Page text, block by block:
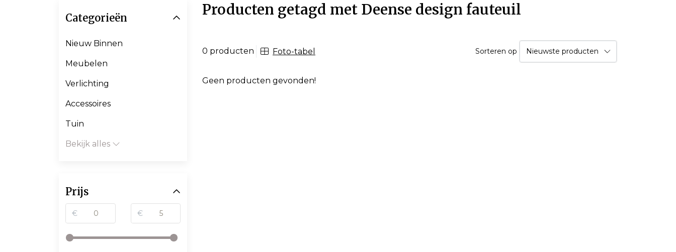
Producten getagd met Deense design fauteuil
0 producten Foto-tabel Sorteren op
Geen producten gevonden!
Categorieën
Nieuw Binnen
Meubelen
Verlichting
Accessoires
Tuin
Bekijk alles
Prijs
€ €